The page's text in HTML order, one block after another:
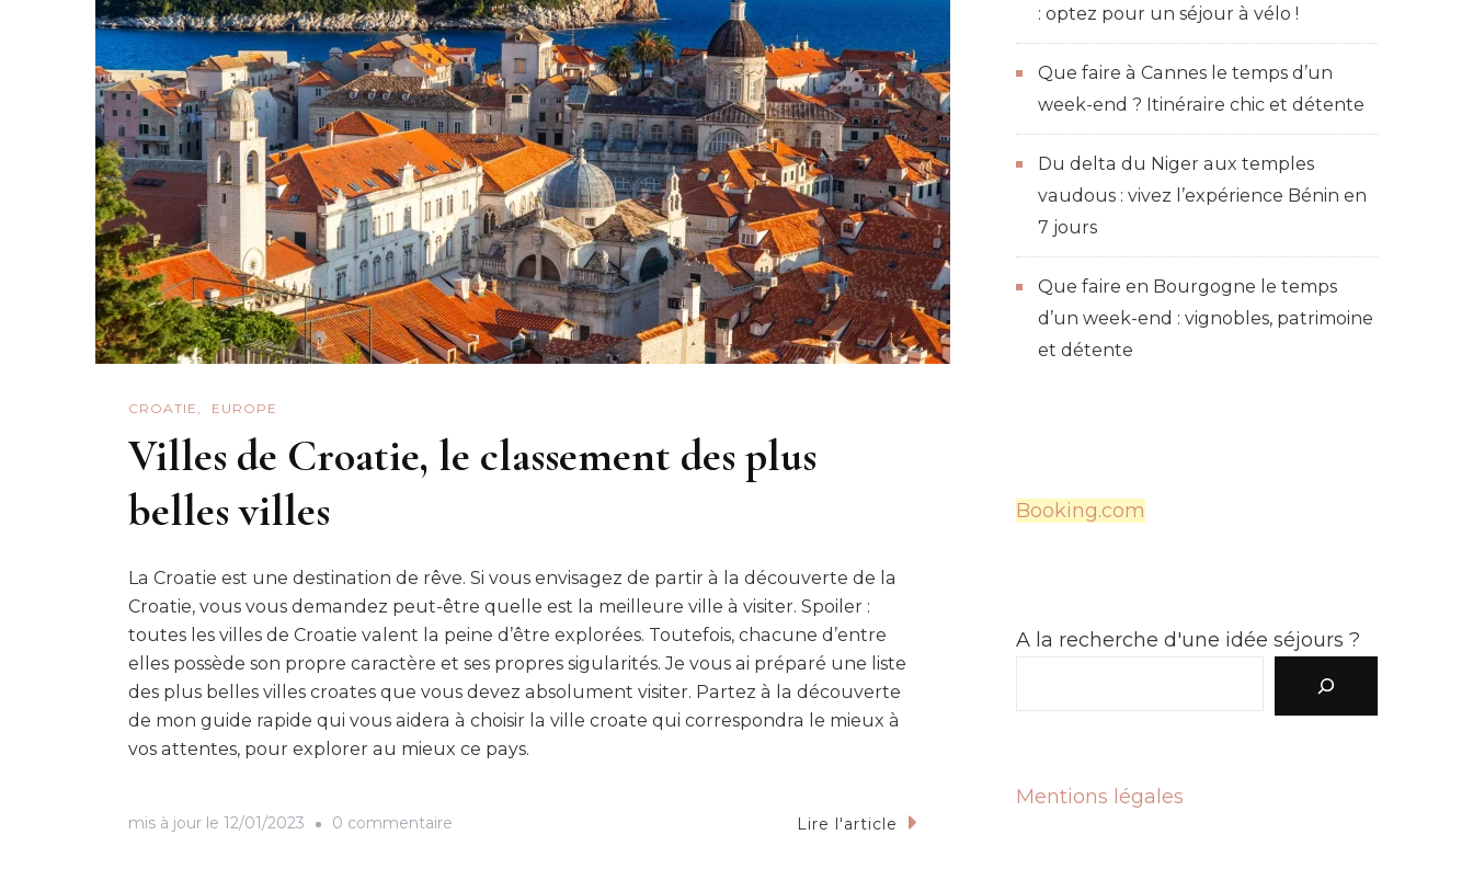
CROATIE EUROPE
Villes de Croatie, le classement des plus
belles villes
La Croatie est une destination de rêve. Si vous envisagez de partir à la découverte de la
Croatie, vous vous demandez peut-être quelle est la meilleure ville à visiter. Spoiler :
toutes les villes de Croatie valent la peine d’être explorées. Toutefois, chacune d’entre
elles possède son propre caractère et ses propres sigularités. Je vous ai préparé une liste
des plus belles villes croates que vous devez absolument visiter. Partez à la découverte
de mon guide rapide qui vous aidera à choisir la ville croate qui correspondra le mieux à
vos attentes, pour explorer au mieux ce pays.
mis à jour le 12/01/2023 0 commentaire Lire l'article
: optez pour un séjour à vélo !
Que faire à Cannes le temps d’un
week-end ? Itinéraire chic et détente
Du delta du Niger aux temples
vaudous : vivez l’expérience Bénin en
7 jours
Que faire en Bourgogne le temps
d’un week-end : vignobles, patrimoine
et détente
Booking.com
A la recherche d'une idée séjours ?
Mentions légales